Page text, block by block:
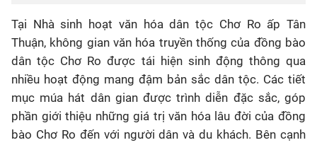
Tại Nhà sinh hoạt văn hóa dân tộc Chơ Ro ấp Tân
Thuận, không gian văn hóa truyền thống của đồng bào
dân tộc Chơ Ro được tái hiện sinh động thông qua
nhiều hoạt động mang đậm bản sắc dân tộc. Các tiết
mục múa hát dân gian được trình diễn đặc sắc, góp
phần giới thiệu những giá trị văn hóa lâu đời của đồng
bào Chơ Ro đến với người dân và du khách. Bên cạnh